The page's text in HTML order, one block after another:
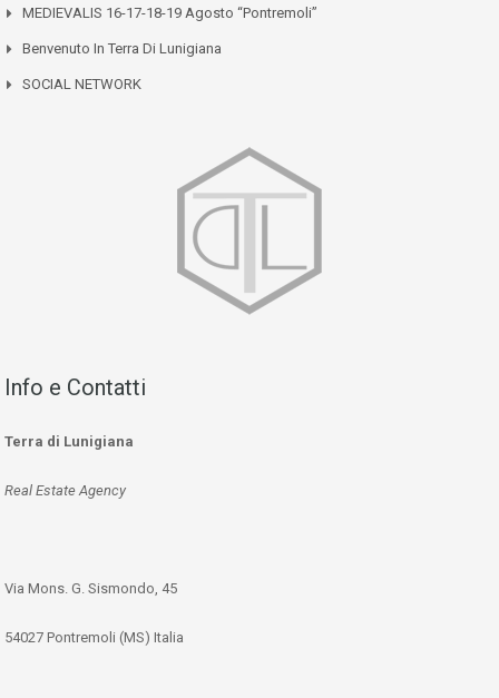
MEDIEVALIS 16-17-18-19 Agosto “Pontremoli”
Benvenuto In Terra Di Lunigiana
SOCIAL NETWORK
Info e Contatti
Terra di Lunigiana
Real Estate Agency
Via Mons. G. Sismondo, 45
54027 Pontremoli (MS) Italia